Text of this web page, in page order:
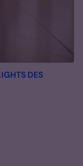
DES